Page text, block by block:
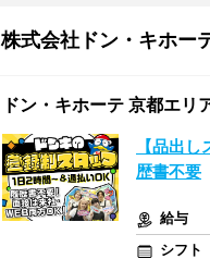
株式会社ドン・キホー
ドン・キホーテ 京都エリ
【品出
歴書不要
給与
シフト